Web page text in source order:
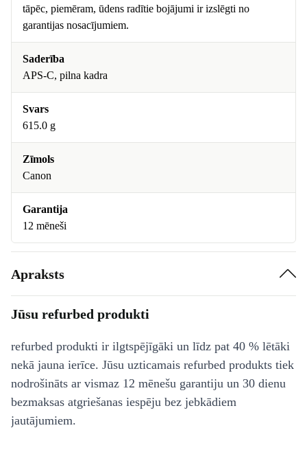
tāpēc, piemēram, ūdens radītie bojājumi ir izslēgti no
garantijas nosacījumiem.
Saderība
APS-C, pilna kadra
Svars
615.0 g
Zīmols
Canon
Garantija
12 mēneši
Apraksts
Jūsu refurbed produkti
refurbed produkti ir ilgtspējīgāki un līdz pat 40 % lētāki
nekā jauna ierīce. Jūsu uzticamais refurbed produkts tiek
nodrošināts ar vismaz 12 mēnešu garantiju un 30 dienu
bezmaksas atgriešanas iespēju bez jebkādiem
jautājumiem.